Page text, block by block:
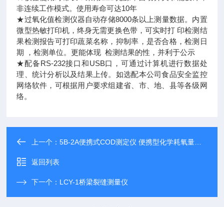
非连续工作模式。使用寿命可达10年
★过氧化值检测仪器自动存储8000条以上测量数据。内置
微型热敏打印机，终身无需更换色带，可实时打 印检测结
果检测报告可打印蔬菜名称，抑制率，是否合格，检测日
期 ，检测单位。更能体现 检测结果的性，并利于公示
★配备RS-232接口和USB口，可通过计算机进行数据处
理、统计分析以及结果上传。如选配本公司食品安全监控
网络软件，可根据用户要求组建省、市、地、县等各级网
络。
上一个：5B-2A便携式COD测定仪 便携型化学耗氧量检测仪
返回列表
下一个： LCY-1桥梁裂缝测量仪